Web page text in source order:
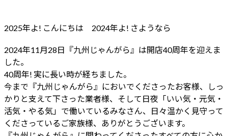
2025年よ! こんにちは 2024年よ! さようなら
2024年11月28日『九州じゃんがら』は開店40周年を迎えま
した。
40周年! 実に長い時が経ちました。
今まで『九州じゃんがら』においでくださったお客様、しっ
かりと支えて下さった業者様、そして日夜「いい気・元気・
活気・やる気」で働いているみなさん、日々温かく見守って
くださっているご家族様、ありがとうございます。